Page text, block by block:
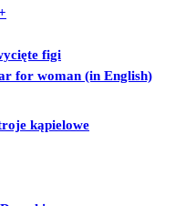
figi
for woman (in English)
kąpielowe